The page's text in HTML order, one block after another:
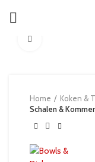
Home Koken &
Schalen &